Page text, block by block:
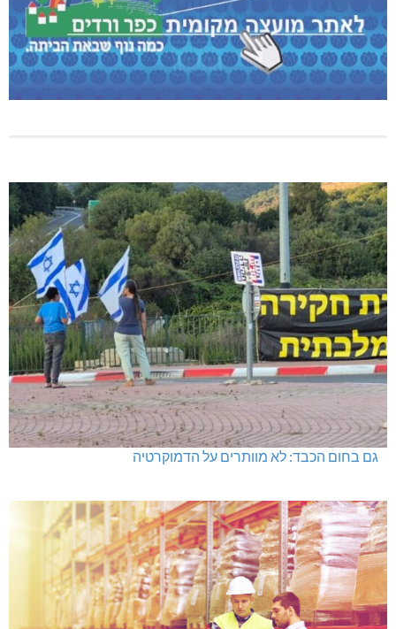
גם בחום הכבד: לא מוותרים על הדמוקרטיה